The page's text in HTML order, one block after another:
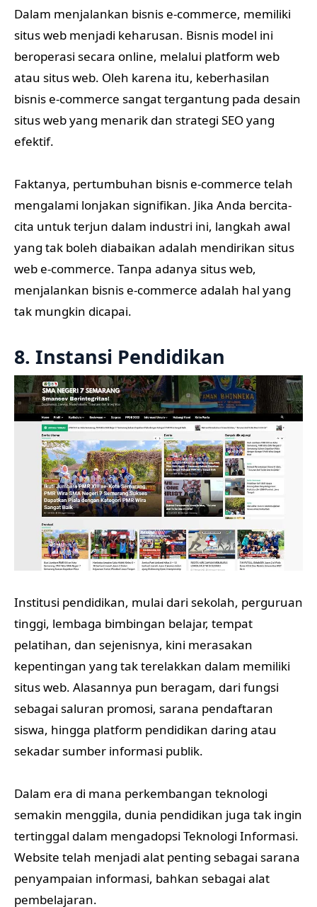
Dalam menjalankan bisnis e-commerce, memiliki
situs web menjadi keharusan. Bisnis model ini
beroperasi secara online, melalui platform web
atau situs web. Oleh karena itu, keberhasilan
bisnis e-commerce sangat tergantung pada desain
situs web yang menarik dan strategi SEO yang
efektif.
Faktanya, pertumbuhan bisnis e-commerce telah
mengalami lonjakan signifikan. Jika Anda bercita-
cita untuk terjun dalam industri ini, langkah awal
yang tak boleh diabaikan adalah mendirikan situs
web e-commerce. Tanpa adanya situs web,
menjalankan bisnis e-commerce adalah hal yang
tak mungkin dicapai.
8. Instansi Pendidikan
Institusi pendidikan, mulai dari sekolah, perguruan
tinggi, lembaga bimbingan belajar, tempat
pelatihan, dan sejenisnya, kini merasakan
kepentingan yang tak terelakkan dalam memiliki
situs web. Alasannya pun beragam, dari fungsi
sebagai saluran promosi, sarana pendaftaran
siswa, hingga platform pendidikan daring atau
sekadar sumber informasi publik.
Dalam era di mana perkembangan teknologi
semakin menggila, dunia pendidikan juga tak ingin
tertinggal dalam mengadopsi Teknologi Informasi.
Website telah menjadi alat penting sebagai sarana
penyampaian informasi, bahkan sebagai alat
pembelajaran.